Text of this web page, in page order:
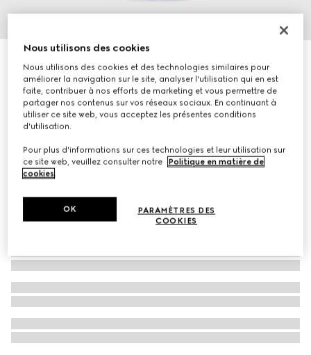
€ 450
Nous utilisons des cookies
Nous utilisons des cookies et des technologies similaires pour
améliorer la navigation sur le site, analyser l'utilisation qui en est
faite, contribuer à nos efforts de marketing et vous permettre de
partager nos contenus sur vos réseaux sociaux. En continuant à
utiliser ce site web, vous acceptez les présentes conditions
d'utilisation.
Pour plus d'informations sur ces technologies et leur utilisation sur
ce site web, veuillez consulter notre
Politique en matière de
cookies.
PARAMÈTRES DES
COOKIES
OK